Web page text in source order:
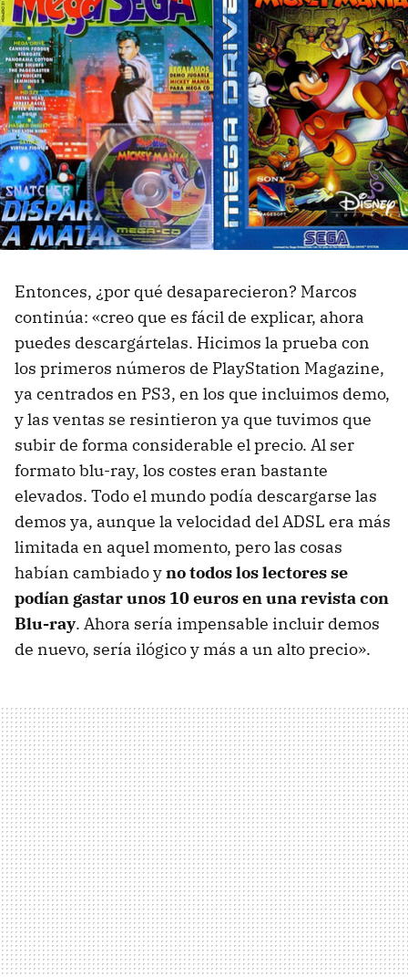
Entonces, ¿por qué desaparecieron? Marcos
continúa: «creo que es fácil de explicar, ahora
puedes descargártelas. Hicimos la prueba con
los primeros números de PlayStation Magazine,
ya centrados en PS3, en los que incluimos demo,
y las ventas se resintieron ya que tuvimos que
subir de forma considerable el precio. Al ser
formato blu-ray, los costes eran bastante
elevados. Todo el mundo podía descargarse las
demos ya, aunque la velocidad del ADSL era más
limitada en aquel momento, pero las cosas
habían cambiado yno todos los lectores se
podían gastar unos 10 euros en una revista con
Blu-ray. Ahora sería impensable incluir demos
de nuevo, sería ilógico y más a un alto precio».